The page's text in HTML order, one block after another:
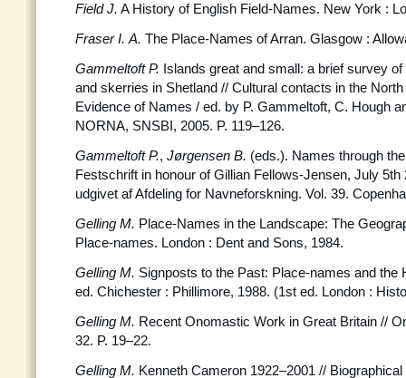
Field J. A History of English Field-Names. New York :
Fraser I. A. The Place-Names of Arran. Glasgow :
Gammeltoft P. Islands great and small: a brief survey
and skerries in Shetland // Cultural contacts in the
Evidence of Names / ed. by P. Gammeltoft, C. Hough
NORNA, SNSBI, 2005. P. 119–126.
Gammeltoft P., Jørgensen B. (eds.). Names through
Festschrift in honour of Gillian Fellows-Jensen, July 5th
udgivet af Afdeling for Navneforskning. Vol. 39.
Gelling M. Place-Names in the Landscape: The
Place-names. London : Dent and Sons, 1984.
Gelling M. Signposts to the Past: Place-names and the
ed. Chichester : Phillimore, 1988. (1st ed. London :
Gelling M. Recent Onomastic Work in Great Britain //
32. P. 19–22.
Gelling M. Kenneth Cameron 1922–2001 //